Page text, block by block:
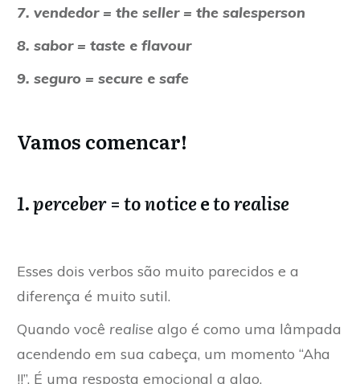
7. vendedor = the seller = the salesperson
8. sabor = taste e flavour
9. seguro = secure e safe
Vamos comencar!
1. perceber=to noticeeto realise
Esses dois verbos são muito parecidos e a
diferença é muito sutil.
Quando você realise algo é como uma lâmpada
acendendo em sua cabeça, um momento “Aha
!!”. É uma resposta emocional a algo.